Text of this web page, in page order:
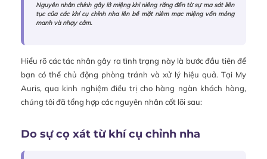
Nguyên nhân chính gây lở miệng khi niềng răng đến từ sự ma sát liên
tục của các khí cụ chỉnh nha lên bề mặt niêm mạc miệng vốn mỏng
manh và nhạy cảm.
Hiểu rõ các tác nhân gây ra tình trạng này là bước đầu tiên để
bạn có thể chủ động phòng tránh và xử lý hiệu quả. Tại My
Auris, qua kinh nghiệm điều trị cho hàng ngàn khách hàng,
chúng tôi đã tổng hợp các nguyên nhân cốt lõi sau:
Do sự cọ xát từ khí cụ chỉnh nha